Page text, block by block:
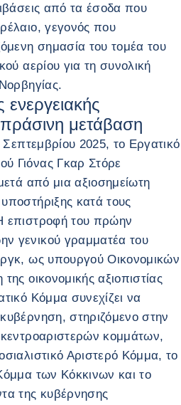
από τα έσοδα που
γεγονός που
σημασία του τομέα του
αερίου για τη συνολική
μετάβαση
Σεπτεμβρίου 2025, το Εργατικό
Γιόνας Γκαρ Στόρε
από μια αξιοσημείωτη
κατά τους
επιστροφή του πρώην
γενικού γραμματέα του
ως υπουργού Οικονομικών
οικονομικής αξιοπιστίας
Κόμμα συνεχίζει να
στηριζόμενο στην
κομμάτων,
Αριστερό Κόμμα, το
των Κόκκινων και το
της κυβέρνησης